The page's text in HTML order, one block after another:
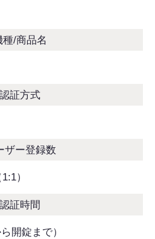
種/商品名
認証方式
ザー登録数
）
認証時間
開錠まで）